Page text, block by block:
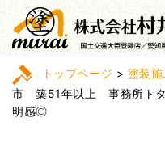
トップページ > 塗装施
市 築51年以上 事務所ト
明感◎